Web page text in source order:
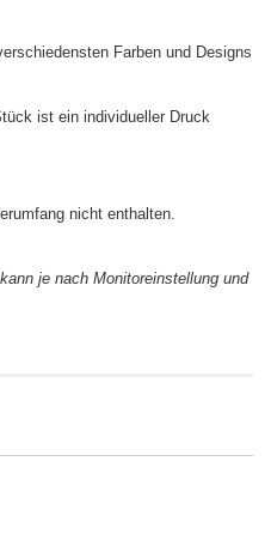
Farben und Designs
ist ein individueller Druck
nicht enthalten.
je nach Monitoreinstellung und